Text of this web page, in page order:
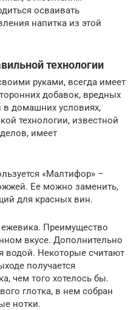
осваивать
напитка из этой
технологии
руками, всегда имеет
добавок, вредных
домашних условиях,
технологии, известной
имеет
«Малтифор» –
Ее можно заменить,
для красных вин.
ежевика. Преимущество
вкусе. Дополнительно
водой. Некоторые считают
получается
чем того хотелось бы.
глотка, в нем собран
нотки.